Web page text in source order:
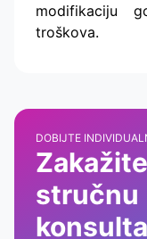
modifikaciju
troškova.
DOBIJTE
Zakažite
stručnu